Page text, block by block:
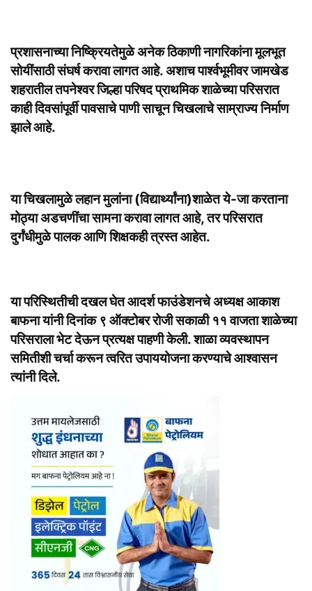
प्रशासनाच्या निष्क्रियतेमुळे अनेक ठिकाणी नागरिकांना मूलभूत
सोयींसाठी संघर्ष करावा लागत आहे. अशाच पार्श्वभूमीवर जामखेड
शहरातील तपनेश्वर जिल्हा परिषद प्राथमिक शाळेच्या परिसरात
काही दिवसांपूर्वी पावसाचे पाणी साचून चिखलाचे साम्राज्य निर्माण
झाले आहे.
या चिखलामुळे लहान मुलांना (विद्यार्थ्यांना)शाळेत ये-जा करताना
मोठ्या अडचणींचा सामना करावा लागत आहे, तर परिसरात
दुर्गंधीमुळे पालक आणि शिक्षकही त्रस्त आहेत.
या परिस्थितीची दखल घेत आदर्श फाउंडेशनचे अध्यक्ष आकाश
बाफना यांनी दिनांक ९ ऑक्टोबर रोजी सकाळी ११ वाजता शाळेच्या
परिसराला भेट देऊन प्रत्यक्ष पाहणी केली. शाळा व्यवस्थापन
समितीशी चर्चा करून त्वरित उपाययोजना करण्याचे आश्वासन
त्यांनी दिले.